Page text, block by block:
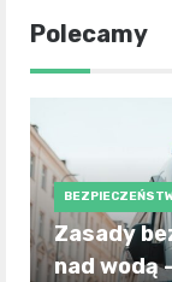
Polecamy
Zasady
nad wodą